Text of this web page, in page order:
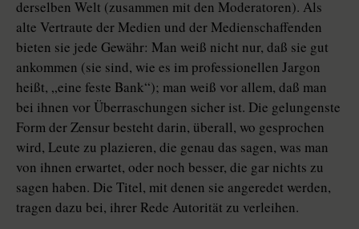
derselben Welt (zusammen mit den Moderatoren). Als
alte Vertraute der Medien und der Medienschaffenden
bieten sie jede Gewähr: Man weiß nicht nur, daß sie gut
ankommen (sie sind, wie es im professionellen Jargon
heißt, „eine feste Bank“); man weiß vor allem, daß man
bei ihnen vor Überraschungen sicher ist. Die gelungenste
Form der Zensur besteht darin, überall, wo gesprochen
wird, Leute zu plazieren, die genau das sagen, was man
von ihnen erwartet, oder noch besser, die gar nichts zu
sagen haben. Die Titel, mit denen sie angeredet werden,
tragen dazu bei, ihrer Rede Autorität zu verleihen.